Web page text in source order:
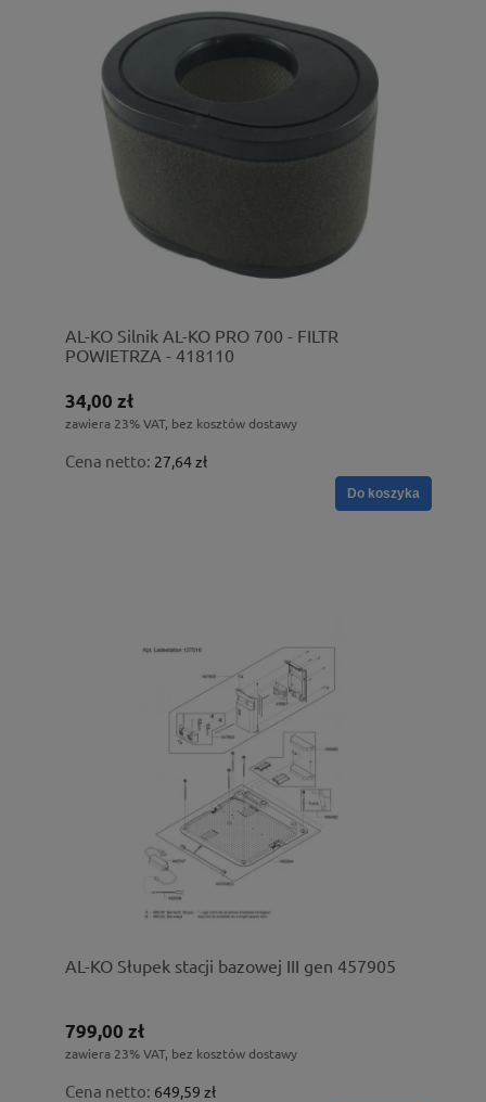
AL-KO Silnik AL-KO PRO 700 - FILTR
POWIETRZA - 418110
34,00 zł
zawiera 23% VAT, bez kosztów dostawy
Cena netto: 27,64 zł
Do koszyka
AL-KO Słupek stacji bazowej III gen 457905
799,00 zł
zawiera 23% VAT, bez kosztów dostawy
Cena netto: 649,59 zł